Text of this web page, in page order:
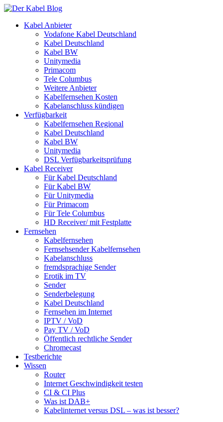
Kabel Anbieter
Vodafone Kabel Deutschland
Kabel Deutschland
Kabel BW
Unitymedia
Primacom
Tele Columbus
Weitere Anbieter
Kabelfernsehen Kosten
Kabelanschluss kündigen
Verfügbarkeit
Kabelfernsehen Regional
Kabel Deutschland
Kabel BW
Unitymedia
DSL Verfügbarkeitsprüfung
Kabel Receiver
Für Kabel Deutschland
Für Kabel BW
Für Unitymedia
Für Primacom
Für Tele Columbus
HD Receiver/ mit Festplatte
Fernsehen
Kabelfernsehen
Fernsehsender Kabelfernsehen
Kabelanschluss
fremdsprachige Sender
Erotik im TV
Sender
Senderbelegung
Kabel Deutschland
Fernsehen im Internet
IPTV / VoD
Pay TV / VoD
Öffentlich rechtliche Sender
Chromecast
Testberichte
Wissen
Router
Internet Geschwindigkeit testen
CI & CI Plus
Was ist DAB+
Kabelinternet versus DSL – was ist besser?